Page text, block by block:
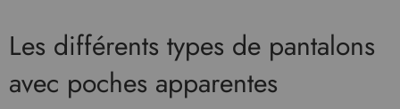
Les différents types de pantalons
avec poches apparentes